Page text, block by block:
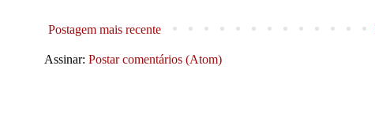
Postagem mais recente
Assinar: Postar comentários (Atom)